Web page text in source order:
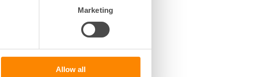
Marketing
Allow all